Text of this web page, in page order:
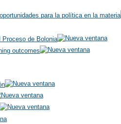
para la política en la materia
Proceso de Bolonia
outcomes